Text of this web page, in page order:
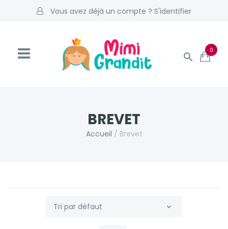
Vous avez déjà un compte ? S'identifier
0
BREVET
Accueil / Brevet